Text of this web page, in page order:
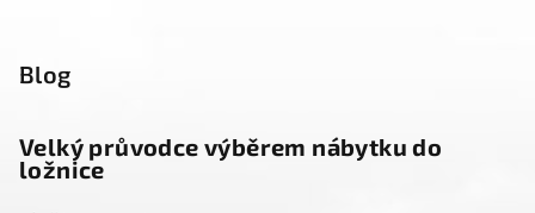
Blog
Velký průvodce výběrem nábytku do
ložnice